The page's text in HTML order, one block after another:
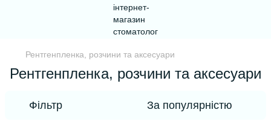
Рентгенпленка, розчини та аксесуари
Рентгенпленка, розчини та аксесуари
Фільтр За популярністю